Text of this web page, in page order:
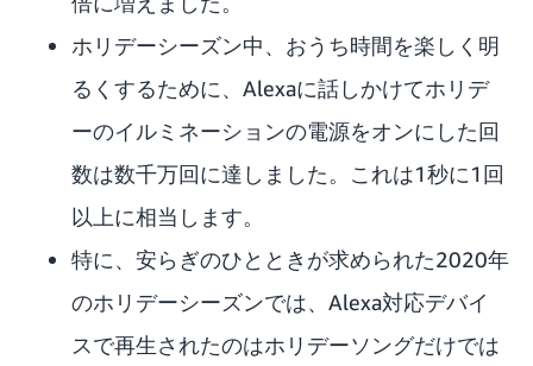
ホリデーシーズン中、おうち時間を楽しく明
るくするために、Alexaに話しかけてホリデ
ーのイルミネーションの電源をオンにした回
数は数千万回に達しました。これは1秒に1回
以上に相当します。
特に、安らぎのひとときが求められた2020年
のホリデーシーズンでは、Alexa対応デバイ
スで再生されたのはホリデーソングだけでは